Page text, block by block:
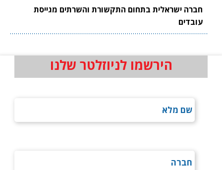
חברה ישראלית בתחום התקשורת והשרתים מגייסת
עובדים
הירשמו לניוזלטר שלנו